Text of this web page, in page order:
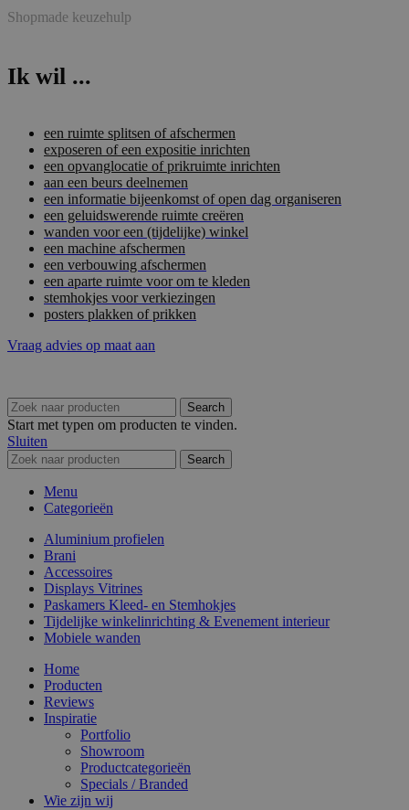
Shopmade keuzehulp
Ik wil ...
een ruimte splitsen of afschermen
exposeren of een expositie inrichten
een opvanglocatie of prikruimte inrichten
aan een beurs deelnemen
een informatie bijeenkomst of open dag organiseren
een geluidswerende ruimte creëren
wanden voor een (tijdelijke) winkel
een machine afschermen
een verbouwing afschermen
een aparte ruimte voor om te kleden
stemhokjes voor verkiezingen
posters plakken of prikken
Vraag advies op maat aan
Search
Start met typen om producten te vinden.
Sluiten
Search
Menu
Categorieën
Aluminium profielen
Brani
Accessoires
Displays Vitrines
Paskamers Kleed- en Stemhokjes
Tijdelijke winkelinrichting & Evenement interieur
Mobiele wanden
Home
Producten
Reviews
Inspiratie
Portfolio
Showroom
Productcategorieën
Specials / Branded
Wie zijn wij